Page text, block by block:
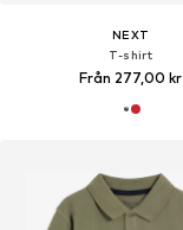
NEXT
T-shirt
Från 277,00 kr